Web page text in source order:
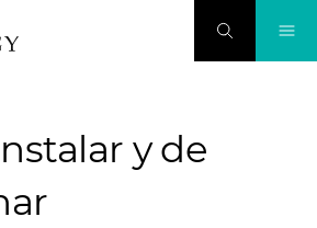
y de